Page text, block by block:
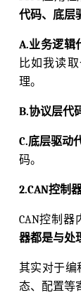
代码、底层
A.业务逻辑
比如我读
理。
B.协议层代
C.底层驱动
码。
2.CAN控制
CAN控制器
器都是与处
其实对于编
态、配置等